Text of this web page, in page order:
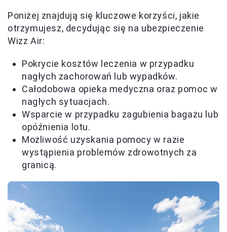
Poniżej znajdują się kluczowe korzyści, jakie
otrzymujesz, decydując się na ubezpieczenie
Wizz Air:
Pokrycie kosztów leczenia w przypadku
nagłych zachorowań lub wypadków.
Całodobowa opieka medyczna oraz pomoc w
nagłych sytuacjach.
Wsparcie w przypadku zagubienia bagażu lub
opóźnienia lotu.
Możliwość uzyskania pomocy w razie
wystąpienia problemów zdrowotnych za
granicą.